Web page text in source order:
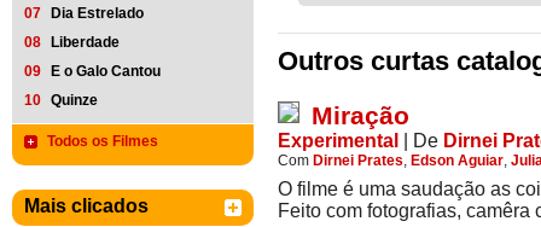
07
Dia Estrelado
08
Liberdade
09
E o Galo Cantou
10 Quinze
Todos os Filmes
Mais clicados
Outros curtas
Miração
Experimental De Dirnei
Com Dirnei Prates, Edson Aguiar,
O filme é uma saudação as
Feito com fotografias, camêra